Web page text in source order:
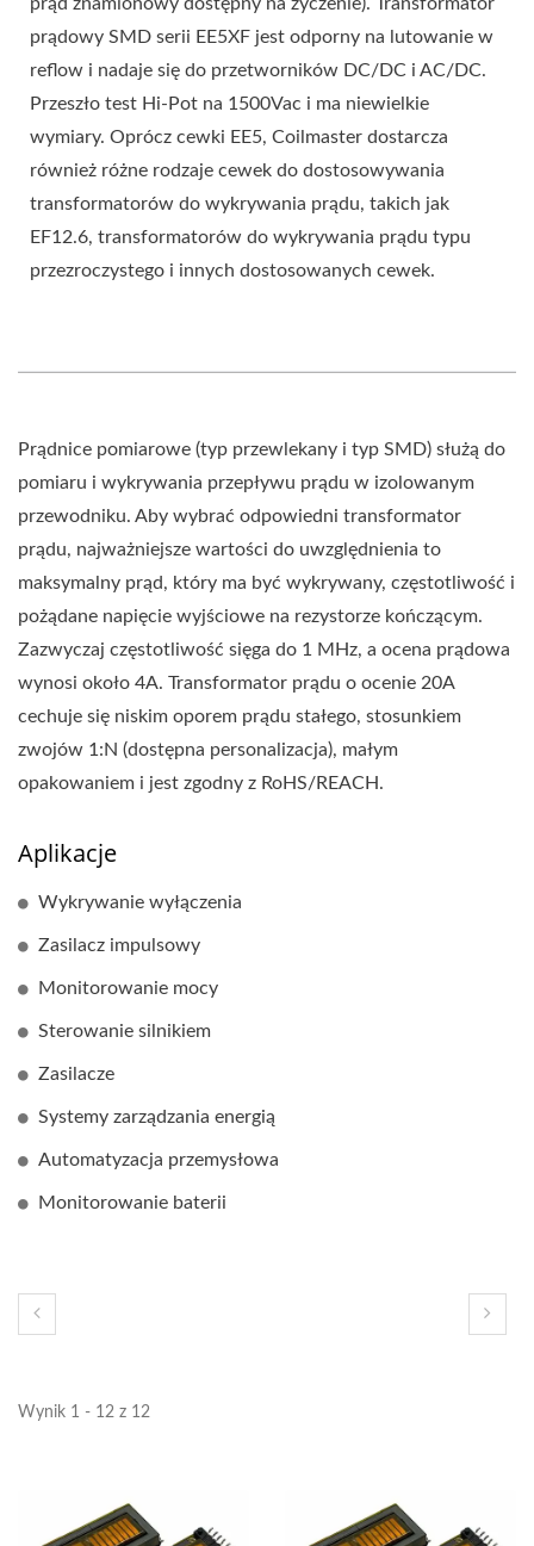
prądowy SMD serii EE5XF jest odporny na lutowanie w
reflow i nadaje się do przetworników DC/DC i AC/DC.
Przeszło test Hi-Pot na 1500Vac i ma niewielkie
wymiary. Oprócz cewki EE5, Coilmaster dostarcza
również różne rodzaje cewek do dostosowywania
transformatorów do wykrywania prądu, takich jak
EF12.6, transformatorów do wykrywania prądu typu
przezroczystego i innych dostosowanych cewek.
Prądnice pomiarowe (typ przewlekany i typ SMD) służą do
pomiaru i wykrywania przepływu prądu w izolowanym
przewodniku. Aby wybrać odpowiedni transformator
prądu, najważniejsze wartości do uwzględnienia to
maksymalny prąd, który ma być wykrywany, częstotliwość i
pożądane napięcie wyjściowe na rezystorze kończącym.
Zazwyczaj częstotliwość sięga do 1 MHz, a ocena prądowa
wynosi około 4A. Transformator prądu o ocenie 20A
cechuje się niskim oporem prądu stałego, stosunkiem
zwojów 1:N (dostępna personalizacja), małym
opakowaniem i jest zgodny z RoHS/REACH.
Aplikacje
Wykrywanie wyłączenia
Zasilacz impulsowy
Monitorowanie mocy
Sterowanie silnikiem
Zasilacze
Systemy zarządzania energią
Automatyzacja przemysłowa
Monitorowanie baterii
Wynik 1 - 12 z 12